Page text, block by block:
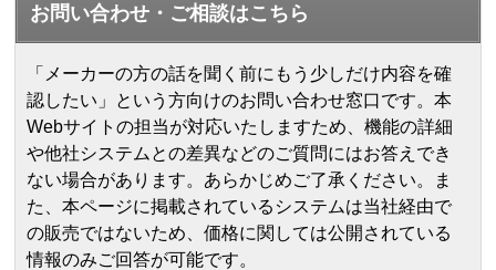
お問い合わせ・ご相談はこちら
「メーカーの方の話を聞く前にもう少しだけ内容を確
認したい」という方向けのお問い合わせ窓口です。本
Webサイトの担当が対応いたしますため、機能の詳細
や他社システムとの差異などのご質問にはお答えでき
ない場合があります。あらかじめご了承ください。
ま
た、本ページに掲載されているシステムは当社経由で
の販売ではないため、価格に関しては公開されている
情報のみご回答が可能です。